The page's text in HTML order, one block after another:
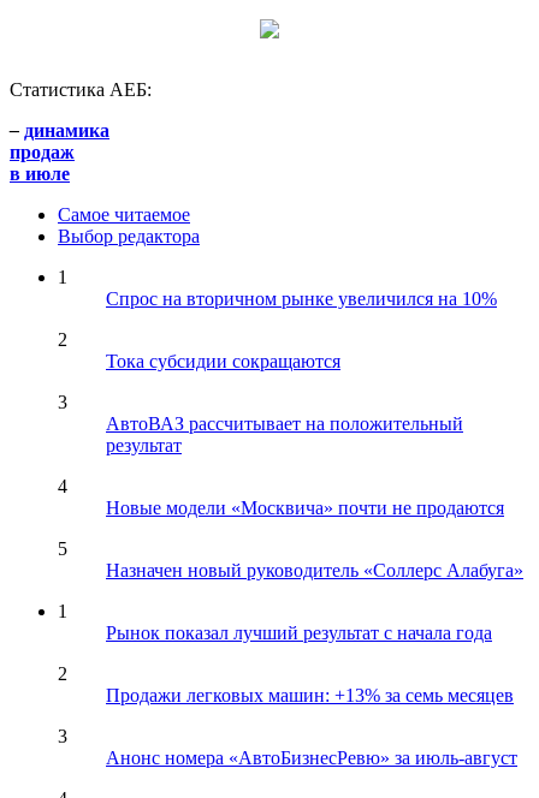
Статистика АЕБ:
– динамика
продаж
в июле
Самое читаемое
Выбор редактора
1
Спрос на вторичном рынке увеличился на 10%
2
Тока субсидии сокращаются
3
АвтоВАЗ рассчитывает на положительный
результат
4
Новые модели «Москвича» почти не продаются
5
Назначен новый руководитель «Соллерс Алабуга»
1
Рынок показал лучший результат с начала года
2
Продажи легковых машин: +13% за семь месяцев
3
Анонс номера «АвтоБизнесРевю» за июль-август